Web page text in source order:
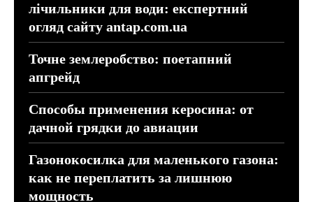
лічильники для води: експертний
огляд сайту antap.com.ua
Точне землеробство: поетапний
апгрейд
Способы применения керосина: от
дачной грядки до авиации
Газонокосилка для маленького газона:
как не переплатить за лишнюю
мощность